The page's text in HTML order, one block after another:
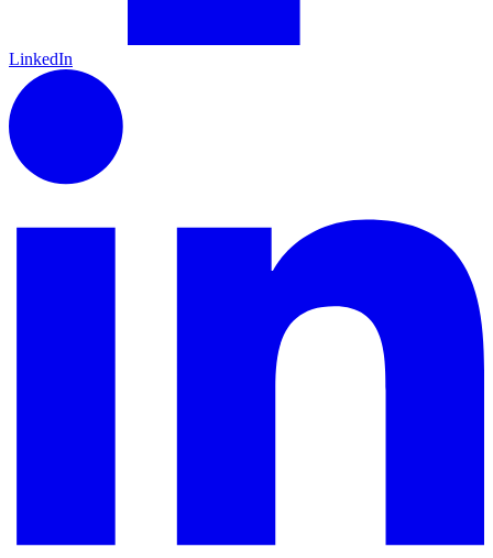
LinkedIn